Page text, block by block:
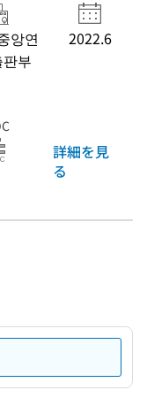
앙연
부
2022.6
詳細を見
る